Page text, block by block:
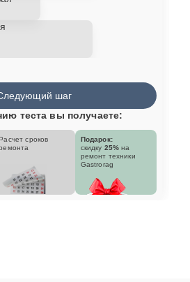
шаг
теста вы получаете:
сроков
Подарок:
скидку 25% на
ремонт техники
Gastrorag